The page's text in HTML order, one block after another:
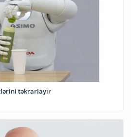
təkrarlayır